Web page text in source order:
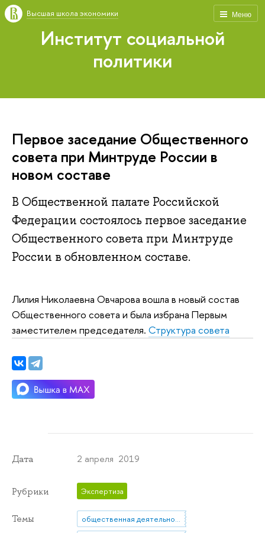
Меню
Высшая школа экономики
Институт социальной
политики
Первое заседание Общественного
совета при Минтруде России в
новом составе
В Общественной палате Российской
Федерации состоялось первое заседание
Общественного совета при Минтруде
России в обновленном составе.
Лилия Николаевна Овчарова вошла в новый состав
Общественного совета и была избрана Первым
заместителем председателя. Структура совета
Дата 2 апреля 2019
Рубрики Экспертиза
Темы
общественная деятельность